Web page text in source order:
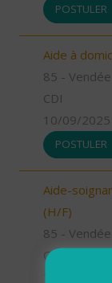
POSTULER
Aide à
85 - Vendée
CDI
10/09/2025
POSTULER
Aide-
(H/F)
85 - Vendée
CDI